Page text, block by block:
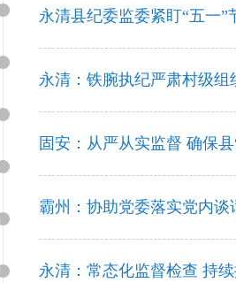
永清县纪委监委紧盯“五一”
永清：铁腕执纪严肃村级组
固安：从严从实监督 确保
霸州：协助党委落实党内谈
永清：常态化监督检查 持